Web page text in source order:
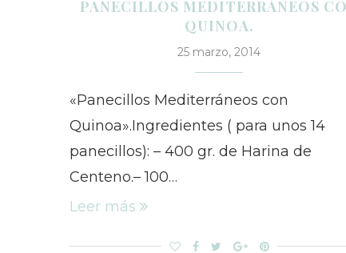
PANECILLOS MEDITERRÁNEOS
QUINOA.
25 marzo, 2014
«Panecillos Mediterráneos con
Quinoa».Ingredientes ( para unos 14
panecillos): – 400 gr. de Harina de
Centeno.– 100…
Leer más